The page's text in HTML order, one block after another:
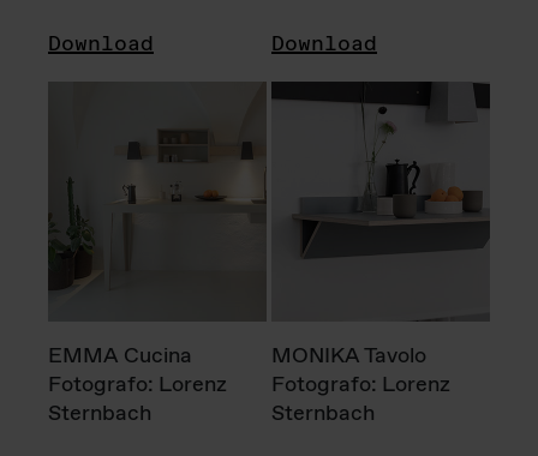
Download Download
EMMA Cucina
Fotografo: Lorenz
Sternbach
MONIKA Tavolo
Fotografo: Lorenz
Sternbach